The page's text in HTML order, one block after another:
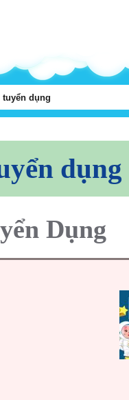
dụng
dụng
Dụng